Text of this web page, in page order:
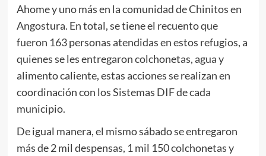
Ahome y uno más en la comunidad de Chinitos en
Angostura. En total, se tiene el recuento que
fueron 163 personas atendidas en estos refugios, a
quienes se les entregaron colchonetas, agua y
alimento caliente, estas acciones se realizan en
coordinación con los Sistemas DIF de cada
municipio.
De igual manera, el mismo sábado se entregaron
más de 2 mil despensas, 1 mil 150 colchonetas y